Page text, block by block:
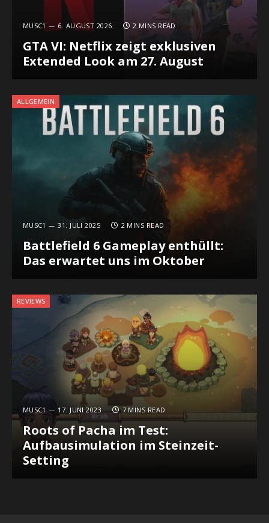
MUSC1 6. AUGUST 2026 2 MINS READ
GTA VI: Netflix zeigt exklusiven
Extended Look am 27. August
ALLGEMEIN
MUSC1 31. JULI 2025 2 MINS READ
Battlefield 6 Gameplay enthüllt:
Das erwartet uns im Oktober
REVIEWS
MUSC1 17. JUNI 2023 7 MINS READ
Roots of Pacha im Test:
Aufbausimulation im Steinzeit-
Setting